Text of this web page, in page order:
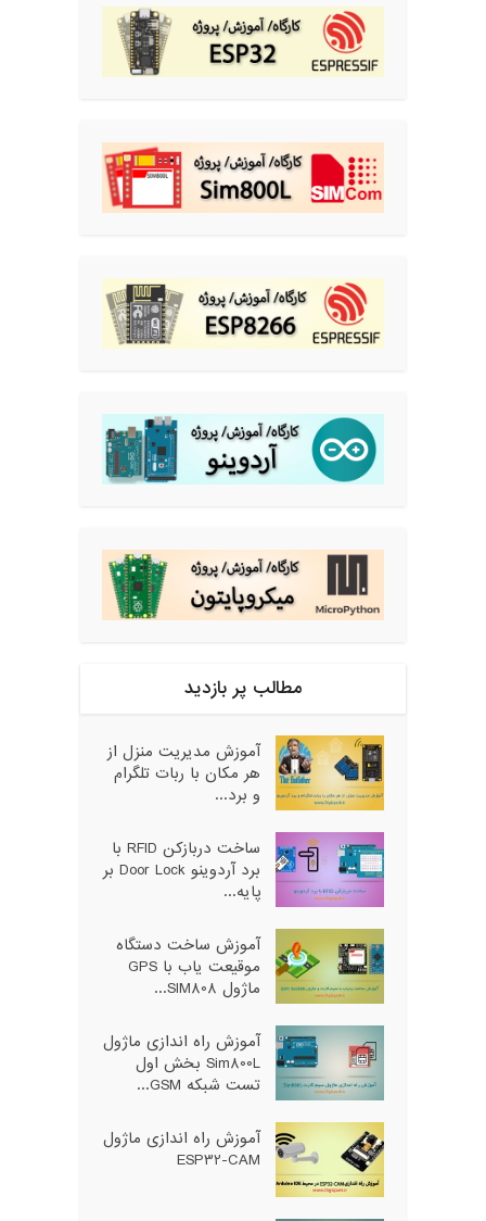
مطالب پر بازدید
آموزش مدیریت منزل از
هر مکان با ربات تلگرام
و برد...
ساخت دربازکن RFID با
برد آردوینو Door Lock بر
پایه...
آموزش ساخت دستگاه
موقیعت یاب با GPS
ماژول SIM808...
آموزش راه اندازی ماژول
Sim800L بخش اول
تست شبکه GSM...
آموزش راه اندازی ماژول
ESP32-CAM